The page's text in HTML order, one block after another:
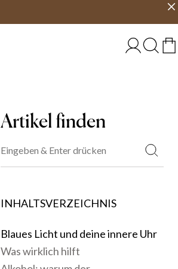
DEUTSCHLAND
Artikel finden
INHALTSVERZEICHNIS
Blaues Licht und deine innere Uhr
Was wirklich hilft